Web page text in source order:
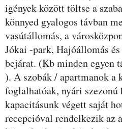
igények között töltse a
könnyed gyalogos távban
vasútállomás, a
Jókai -park, Hajóállomás
bejárat. (Kb minden egyen
). A szobák / apartmanok a
foglalhatóak, nyári szezonú
kapacitásunk végett saját
recepcióval rendelkezik az